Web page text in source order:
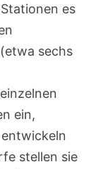
es
sechs
ein,
stellen sie